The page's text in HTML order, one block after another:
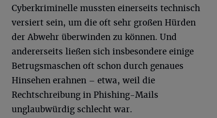
Cyberkriminelle mussten einerseits technisch
versiert sein, um die oft sehr großen Hürden
der Abwehr überwinden zu können. Und
andererseits ließen sich insbesondere einige
Betrugsmaschen oft schon durch genaues
Hinsehen erahnen – etwa, weil die
Rechtschreibung in Phishing-Mails
unglaubwürdig schlecht war.